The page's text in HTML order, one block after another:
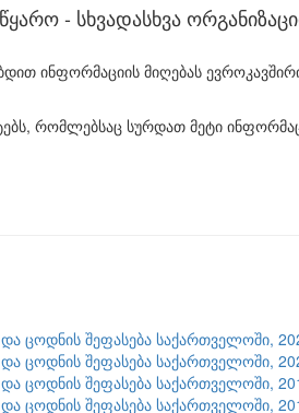
- სხვადასხვა
ინფორმაციის მიღებას
რომლებსაც სურდათ მეტი
ცოდნის შეფასება საქართველოში,
ცოდნის შეფასება საქართველოში,
ცოდნის შეფასება საქართველოში,
ცოდნის შეფასება საქართველოში,